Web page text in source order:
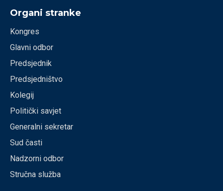
Organi stranke
Kongres
Glavni odbor
Predsjednik
Predsjedništvo
Kolegij
Politički savjet
Generalni sekretar
Sud časti
Nadzorni odbor
Stručna služba